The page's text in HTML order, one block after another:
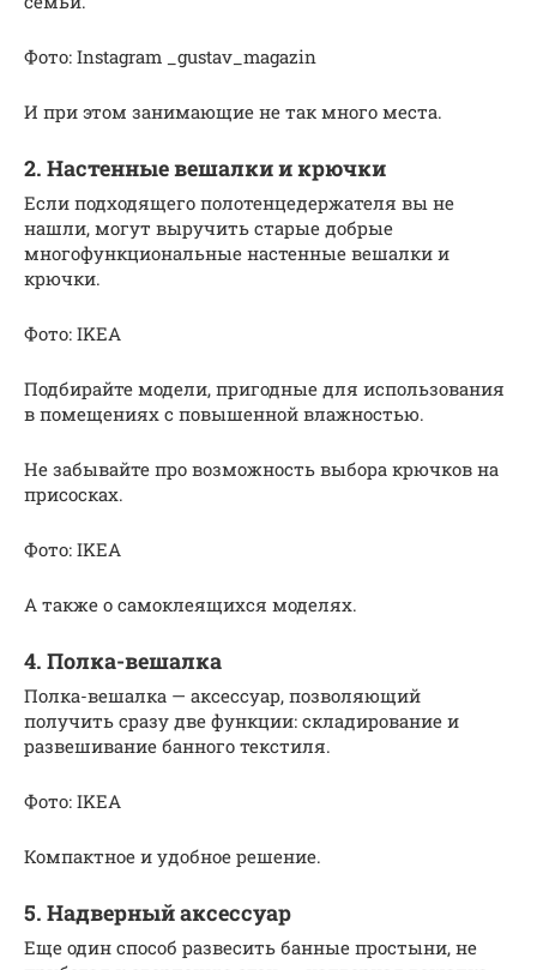
Фото: Instagram _gustav_magazin
И при этом занимающие не так много места.
2. Настенные вешалки и крючки
Если подходящего полотенцедержателя вы не
нашли, могут выручить старые добрые
многофункциональные настенные вешалки и
крючки.
Фото: IKEA
Подбирайте модели, пригодные для использования
в помещениях с повышенной влажностью.
Не забывайте про возможность выбора крючков на
присосках.
Фото: IKEA
А также о самоклеящихся моделях.
4. Полка-вешалка
Полка-вешалка — аксессуар, позволяющий
получить сразу две функции: складирование и
развешивание банного текстиля.
Фото: IKEA
Компактное и удобное решение.
5. Надверный аксессуар
Еще один способ развесить банные простыни, не